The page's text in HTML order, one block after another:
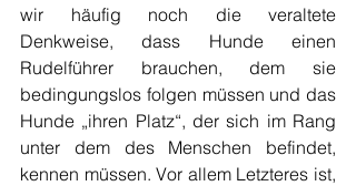
wir häufig noch die veraltete
Denkweise, dass Hunde einen
Rudelführer brauchen, dem sie
bedingungslos folgen müssen und das
Hunde „ihren Platz“, der sich im Rang
unter dem des Menschen befindet,
kennen müssen. Vor allem Letzteres ist,